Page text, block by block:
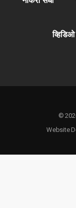
©
Website